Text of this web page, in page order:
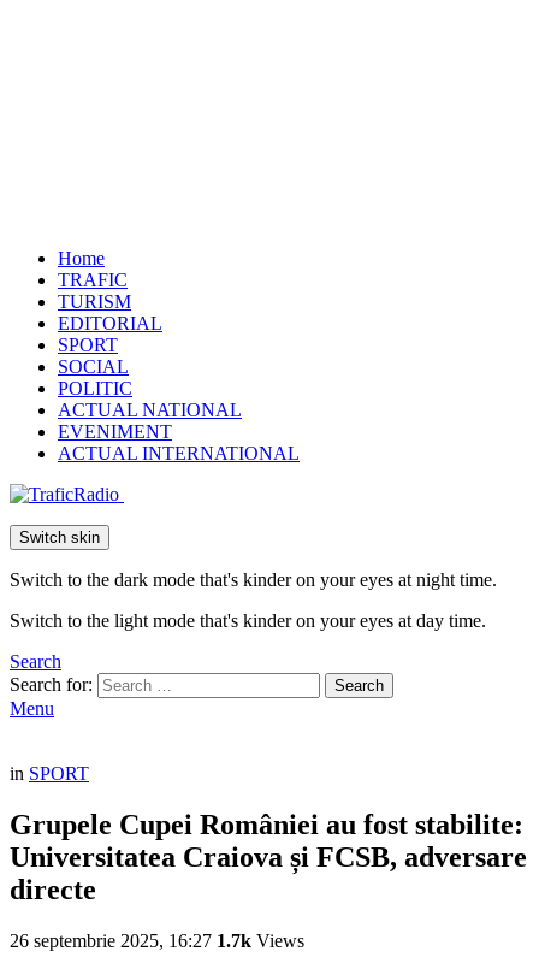
Home
TRAFIC
TURISM
EDITORIAL
SPORT
SOCIAL
POLITIC
ACTUAL NATIONAL
EVENIMENT
ACTUAL INTERNATIONAL
Switch skin
Switch to the dark mode that's kinder on your eyes at night time.
Switch to the light mode that's kinder on your eyes at day time.
Search
Search for:
Search
Menu
in SPORT
Grupele Cupei României au fost stabilite:
Universitatea Craiova și FCSB, adversare
directe
26 septembrie 2025, 16:27 1.7k Views